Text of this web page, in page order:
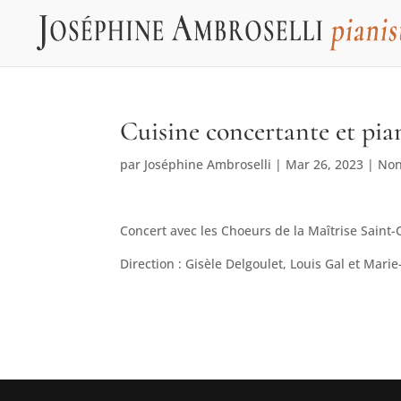
Cuisine concertante et
par Joséphine Ambroselli | Mar 26, 2023 |
Concert avec les Choeurs de la Maîtrise Saint-
Direction : Gisèle Delgoulet, Louis Gal et